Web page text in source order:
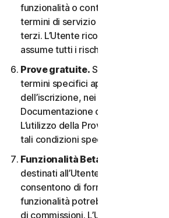
funzionalità o contenuti possono
termini di servizio e alle
terzi. L’Utente riconosce la sola
assume tutti i rischi derivanti
Prove gratuite. Se offriamo una
termini specifici applicabili
dell’iscrizione, nei materiali
Documentazione che ne
L’utilizzo della Prova gratuita è
tali condizioni specifiche.
Funzionalità Beta.
destinati all’Utente le funzionalità
consentono di fornire feedback.
funzionalità potrebbe essere
di commissioni. L’Utente